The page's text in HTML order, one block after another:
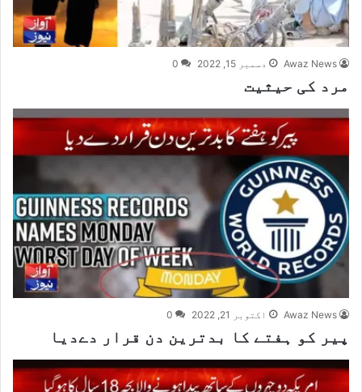
Awaz News دسمبر 15, 2022 0
‏مرد کی حیثیت
Awaz News اکتوبر 21, 2022 0
پیر کو ہفتے کا بدترین دن قرار دےدیا